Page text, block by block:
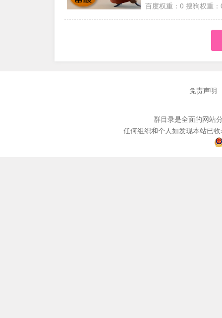
百度权重：0 搜狗权重
免责声明
群目录是全面的网站
任何组织和个人如发现本站已